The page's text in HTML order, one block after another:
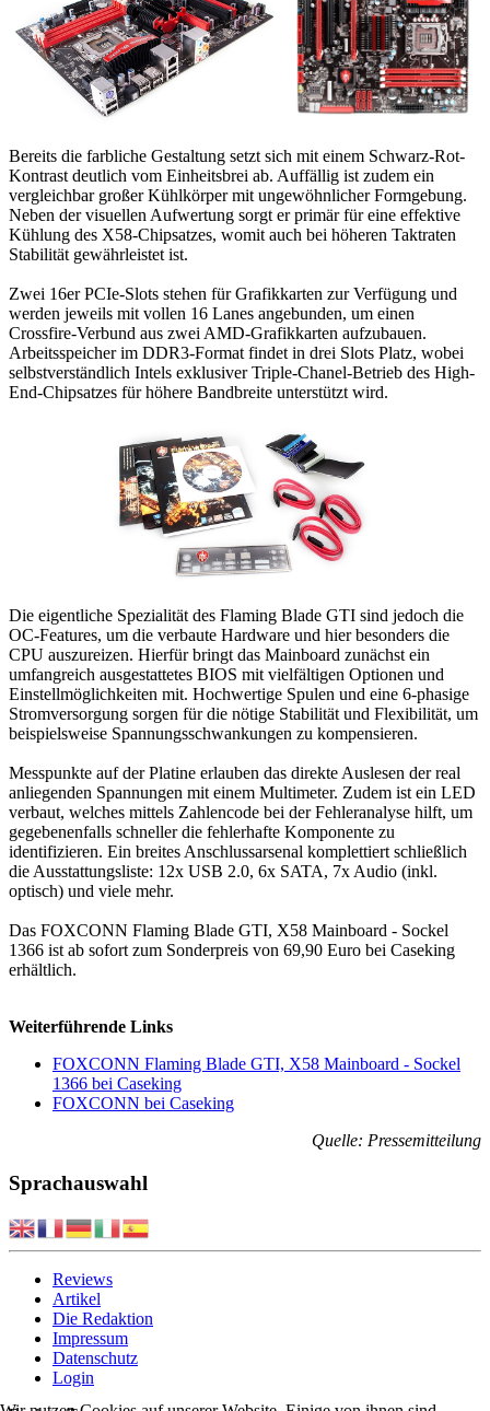
Bereits die farbliche Gestaltung setzt sich mit einem Schwarz-Rot-
Kontrast deutlich vom Einheitsbrei ab. Auffällig ist zudem ein
vergleichbar großer Kühlkörper mit ungewöhnlicher Formgebung.
Neben der visuellen Aufwertung sorgt er primär für eine effektive
Kühlung des X58-Chipsatzes, womit auch bei höheren Taktraten
Stabilität gewährleistet ist.
Zwei 16er PCIe-Slots stehen für Grafikkarten zur Verfügung und
werden jeweils mit vollen 16 Lanes angebunden, um einen
Crossfire-Verbund aus zwei AMD-Grafikkarten aufzubauen.
Arbeitsspeicher im DDR3-Format findet in drei Slots Platz, wobei
selbstverständlich Intels exklusiver Triple-Chanel-Betrieb des High-
End-Chipsatzes für höhere Bandbreite unterstützt wird.
Die eigentliche Spezialität des Flaming Blade GTI sind jedoch die
OC-Features, um die verbaute Hardware und hier besonders die
CPU auszureizen. Hierfür bringt das Mainboard zunächst ein
umfangreich ausgestattetes BIOS mit vielfältigen Optionen und
Einstellmöglichkeiten mit. Hochwertige Spulen und eine 6-phasige
Stromversorgung sorgen für die nötige Stabilität und Flexibilität, um
beispielsweise Spannungsschwankungen zu kompensieren.
Messpunkte auf der Platine erlauben das direkte Auslesen der real
anliegenden Spannungen mit einem Multimeter. Zudem ist ein LED
verbaut, welches mittels Zahlencode bei der Fehleranalyse hilft, um
gegebenenfalls schneller die fehlerhafte Komponente zu
identifizieren. Ein breites Anschlussarsenal komplettiert schließlich
die Ausstattungsliste: 12x USB 2.0, 6x SATA, 7x Audio (inkl.
optisch) und viele mehr.
Das FOXCONN Flaming Blade GTI, X58 Mainboard - Sockel
1366 ist ab sofort zum Sonderpreis von 69,90 Euro bei Caseking
erhältlich.
Weiterführende Links
FOXCONN Flaming Blade GTI, X58 Mainboard - Sockel
1366 bei Caseking
FOXCONN bei Caseking
Quelle: Pressemitteilung
Sprachauswahl
Reviews
Artikel
Die Redaktion
Impressum
Datenschutz
Login